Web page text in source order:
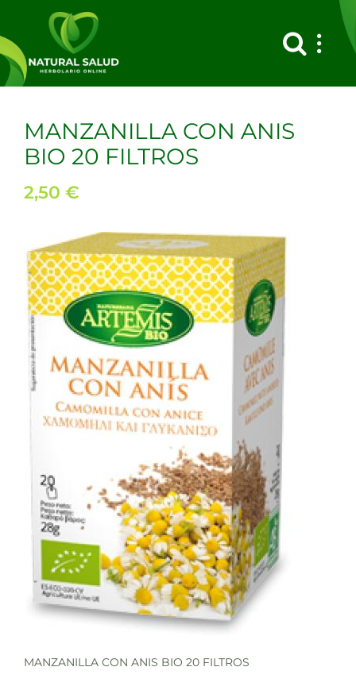
contenido
MANZANILLA CON ANIS
BIO 20 FILTROS
2,50 €
MANZANILLA CON ANIS BIO 20 FILTROS